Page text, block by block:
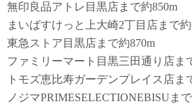
無印良品アトレ目黒店まで約850m
まいばすけっと上大崎2丁目店まで約
東急ストア目黒店まで約870m
ファミリーマート目黒三田通り店ま
トモズ恵比寿ガーデンプレイス店ま
ノジマPRIMESELECTIONEBISUま